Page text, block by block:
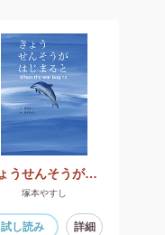
きょうせんそうがはじまると
塚本やすし
試し読み 詳細